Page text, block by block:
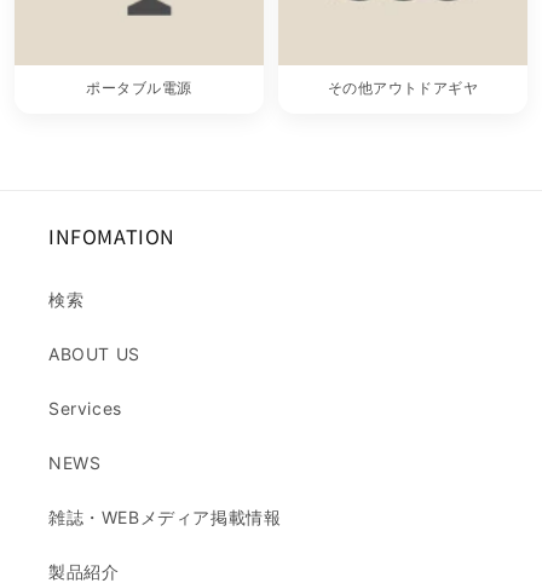
ポータブル電源 その他アウトドアギヤ
INFOMATION
検索
ABOUT US
Services
NEWS
雑誌・WEBメディア掲載情報
製品紹介